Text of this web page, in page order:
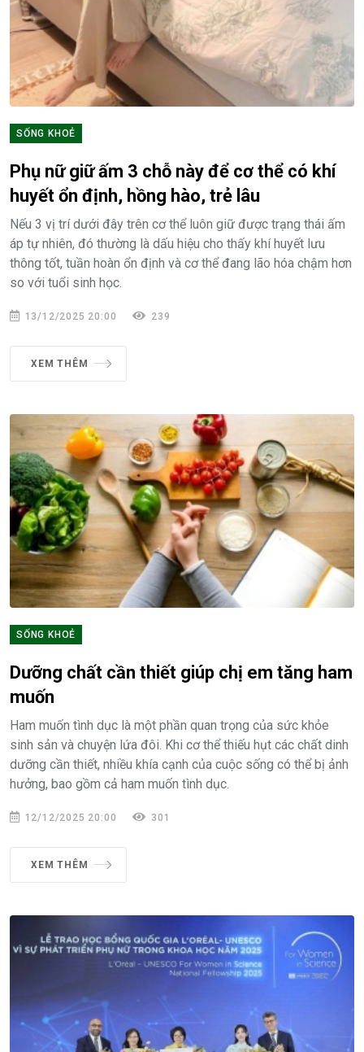
SỐNG KHOẺ
Phụ nữ giữ ấm 3 chỗ này để cơ thể có khí
huyết ổn định, hồng hào, trẻ lâu
Nếu 3 vị trí dưới đây trên cơ thể luôn giữ được trạng thái ấm
áp tự nhiên, đó thường là dấu hiệu cho thấy khí huyết lưu
thông tốt, tuần hoàn ổn định và cơ thể đang lão hóa chậm hơn
so với tuổi sinh học.
13/12/2025 20:00 239
XEM THÊM
SỐNG KHOẺ
Dưỡng chất cần thiết giúp chị em tăng ham
muốn
Ham muốn tình dục là một phần quan trọng của sức khỏe
sinh sản và chuyện lứa đôi. Khi cơ thể thiếu hụt các chất dinh
dưỡng cần thiết, nhiều khía cạnh của cuộc sống có thể bị ảnh
hưởng, bao gồm cả ham muốn tình dục.
12/12/2025 20:00 301
XEM THÊM